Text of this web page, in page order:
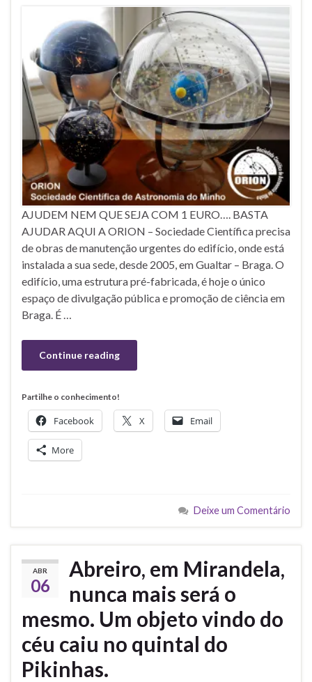
AJUDEM NEM QUE SEJA COM 1 EURO…. BASTA
AJUDAR AQUI A ORION – Sociedade Científica precisa
de obras de manutenção urgentes do edifício, onde está
instalada a sua sede, desde 2005, em Gualtar – Braga. O
edifício, uma estrutura pré-fabricada, é hoje o único
espaço de divulgação pública e promoção de ciência em
Braga. É …
Continue reading
Partilhe o conhecimento!
Facebook X Email
More
Deixe um Comentário
ABR
06
Abreiro, em Mirandela,
nunca mais será o
mesmo. Um objeto vindo do
céu caiu no quintal do
Pikinhas.